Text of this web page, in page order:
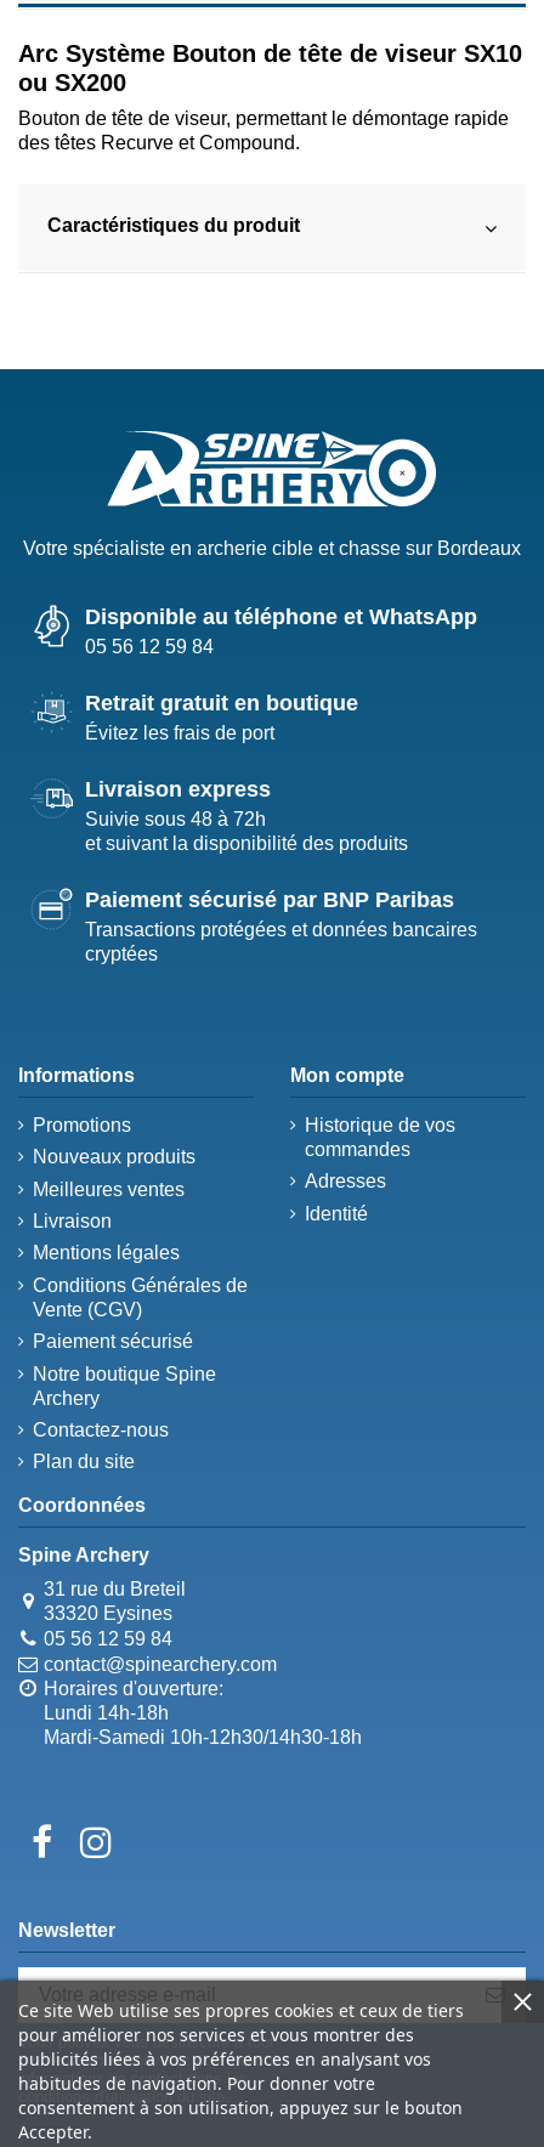
Arc Système Bouton de tête de viseur SX10
ou SX200
Bouton de tête de viseur, permettant le démontage rapide
des têtes Recurve et Compound.
Caractéristiques du produit
Votre spécialiste en archerie cible et chasse sur Bordeaux
Disponible au téléphone et WhatsApp
05 56 12 59 84
Retrait gratuit en boutique
Évitez les frais de port
Livraison express
Suivie sous 48 à 72h
et suivant la disponibilité des produits
Paiement sécurisé par BNP Paribas
Transactions protégées et données bancaires
cryptées
Informations
Promotions
Nouveaux produits
Meilleures ventes
Livraison
Mentions légales
Conditions Générales de
Vente (CGV)
Paiement sécurisé
Notre boutique Spine
Archery
Contactez-nous
Plan du site
Mon compte
Historique de vos
commandes
Adresses
Identité
Coordonnées
Spine Archery
31 rue du Breteil
33320 Eysines
05 56 12 59 84
contact@spinearchery.com
Horaires d'ouverture:
Lundi 14h-18h
Mardi-Samedi 10h-12h30/14h30-18h
Ce site Web utilise ses propres cookies et ceux de tiers
pour améliorer nos services et vous montrer des
publicités liées à vos préférences en analysant vos
habitudes de navigation. Pour donner votre
consentement à son utilisation, appuyez sur le bouton
Accepter.
Newsletter
Vous pouvez vous désinscrire à tout
moment. Vous trouverez pour cela nos
informations de contact dans les
conditions d'utilisation du site.